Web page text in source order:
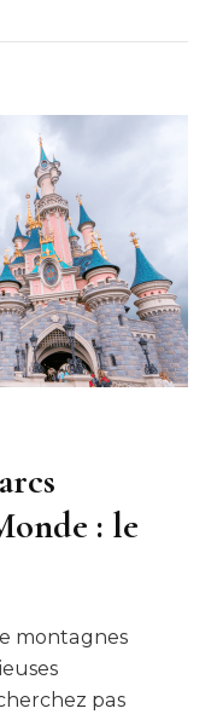
mes
39
conseils
: le
montagnes
pas